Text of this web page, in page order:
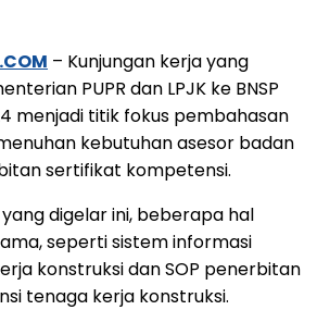
– Kunjungan kerja yang
PUPR dan LPJK ke BNSP
menjadi titik fokus pembahasan
kebutuhan asesor badan
sertifikat kompetensi.
digelar ini, beberapa hal
seperti sistem informasi
konstruksi dan SOP penerbitan
tenaga kerja konstruksi.